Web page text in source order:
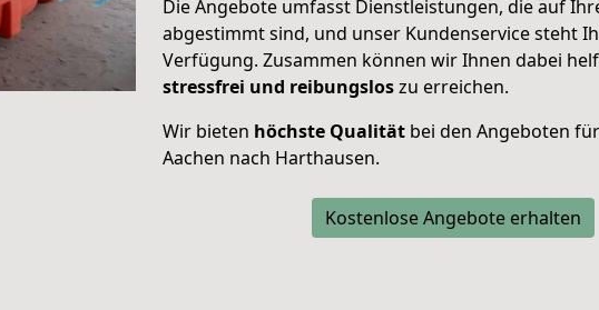
Die Angebote umfasst Dienstleistungen, die auf
abgestimmt sind, und unser Kundenservice steht
Verfügung. Zusammen können wir Ihnen dabei
stressfrei und reibungsloszu erreichen.
Wir bieten höchste Qualität bei den Angeboten
Aachen nach Harthausen.
Kostenlose Angebote erhalten